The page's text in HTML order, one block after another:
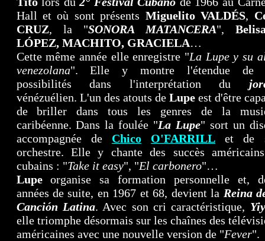
Hall et où sont présents Miguelito VALDÉS,
CRUZ, la "SONORA MATANCERA",
LÓPEZ, MACHITO, GRACIELA…
Cette même année elle enregistre "La Lupe y su
venezolana". Elle y montre l'étendue de
possibilités dans l'interprétation du
vénézuélien. L'un des atouts de Lupeest d'être
de briller dans tous les genres de la
caribéenne. Dans la foulée "La Lupe" sort un
accompagnée de Chico O'FARRILL et de
orchestre. Elle y chante des succès
cubains : "Take it easy", "El carbonero"…
Lupeorganise sa formation personnelle et,
années de suite, en 1967 et 68, devient la Reina
Canción Latina. Avec son cri caractéristique,
elle triomphe désormais sur les chaînes des
américaines avec une nouvelle version de "Fever".